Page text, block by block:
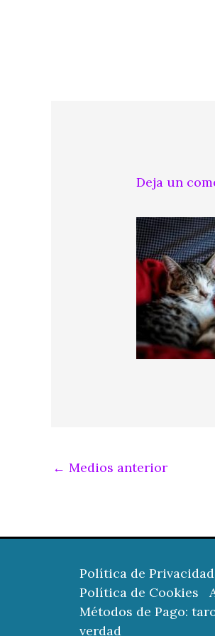
Deja un
← Medios anterior
Política de Privacidad
Política de Cookies
Métodos de Pago:
verdad